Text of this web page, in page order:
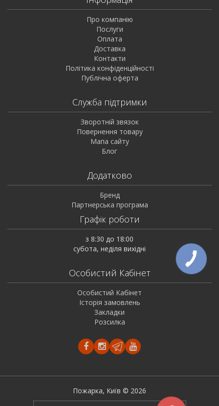
Про компанію
Послуги
Оплата
Доставка
Контакти
Політика конфіденційності
Публічна оферта
Служба підтримки
Зворотній звязок
Повернення товару
Мапа сайту
Блог
Додатково
Бренд
Партнерська програма
Графік роботи
з 8:30 до 18:00
субота, неділя вихідні
Особистий Кабінет
Особистий Кабінет
Історія замовлень
Закладки
Розсилка
Пожарка, Київ © 2026